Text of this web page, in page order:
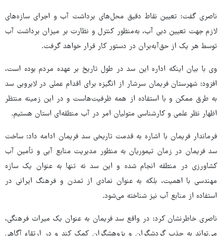
ناصری گفت: تعیین نقاط دقیق محل‌های برداشت آب و اجرای سازه‌های
لازم جهت تعیین دبی آب، به‌منظور کنترل و نظارت بر میزان برداشت آب
توسط هر یک از حق‌آبه‌بران در دستور کار قرار خواهد گرفت.
وی با بیان اینکه اداره این سد در طول تاریخ بر عهده مردم بوده است،
افزود: شهرستان فریمان سرشار از انگیزه برای اقدام عملی در لایروبی سد
به طرق ممکن و با استفاده از همه ظرفیت‌هاست و در این زمینه منتظر
اظهار نظر علمی و کارشناسی متولیان امر در آب منطقه‌ای استان هستیم.
فرماندار فریمان با اشاره به قدمت تاریخی سد فریمان ادامه داد: ساخت
سد فریمان در زمان تیموریان به منظور مدیریت منابع آبی و تأمین آب
کشاورزی در منطقه انجام شده و این سد نه تنها به عنوان یک سازه
مهندسی با اهمیت، بلکه به عنوان نمادی از تمدن و فرهنگ ایرانی در
استفاده از منابع آب نیز شناخته می‌شود.
ناصری خاطرنشان کرد: در واقع سد فریمان به عنوان یک میراث فرهنگی،